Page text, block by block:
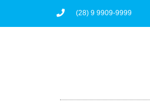
(28) 9 9909-9999